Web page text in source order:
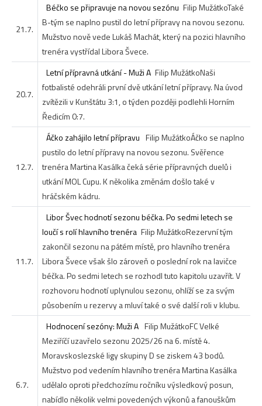
21.7.
Béčko se připravuje na novou sezónu Filip MužátkoTaké
B-tým se naplno pustil do letní přípravy na novou sezonu.
Mužstvo nově vede Lukáš Machát, který na pozici hlavního
trenéra vystřídal Libora Švece.
20.7.
Letní přípravná utkání - Muži A Filip MužátkoNaši
fotbalisté odehráli první dvě utkání letní přípravy. Na úvod
zvítězili v Kunštátu 3:1, o týden později podlehli Horním
Ředicím 0:7.
12.7.
Áčko zahájilo letní přípravu Filip MužátkoÁčko se naplno
pustilo do letní přípravy na novou sezonu. Svěřence
trenéra Martina Kasálka čeká série přípravných duelů i
utkání MOL Cupu. K několika změnám došlo také v
hráčském kádru.
11.7.
Libor Švec hodnotí sezonu béčka. Po sedmi letech se
loučí s rolí hlavního trenéra Filip MužátkoRezervní tým
zakončil sezonu na pátém místě, pro hlavního trenéra
Libora Švece však šlo zároveň o poslední rok na lavičce
béčka. Po sedmi letech se rozhodl tuto kapitolu uzavřít. V
rozhovoru hodnotí uplynulou sezonu, ohlíží se za svým
působením u rezervy a mluví také o své další roli v klubu.
6.7.
Hodnocení sezóny: Muži A Filip MužátkoFC Velké
Meziříčí uzavřelo sezonu 2025/26 na 6. místě 4.
Moravskoslezské ligy skupiny D se ziskem 43 bodů.
Mužstvo pod vedením hlavního trenéra Martina Kasálka
udělalo oproti předchozímu ročníku výsledkový posun,
nabídlo několik velmi povedených výkonů a fanouškům